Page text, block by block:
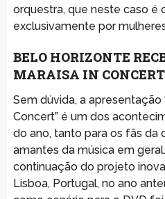
orquestra, que neste caso é
exclusivamente por
BELO HORIZONTE
MARAISA IN
Sem dúvida, a apresentação
Concert” é um dos
do ano, tanto para os fãs da
amantes da música em
continuação do projeto
Lisboa, Portugal, no ano